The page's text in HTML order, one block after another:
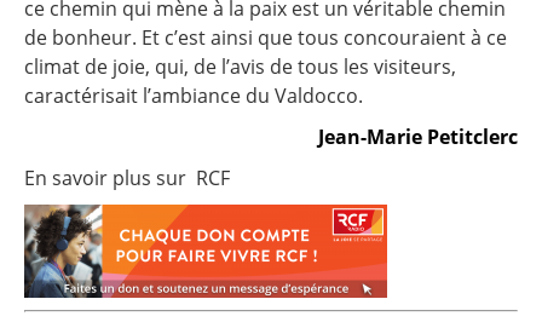
ce chemin qui mène à la paix est un véritable chemin
de bonheur. Et c’est ainsi que tous concouraient à ce
climat de joie, qui, de l’avis de tous les visiteurs,
caractérisait l’ambiance du Valdocco.
Jean-Marie Petitclerc
En savoir plus sur RCF